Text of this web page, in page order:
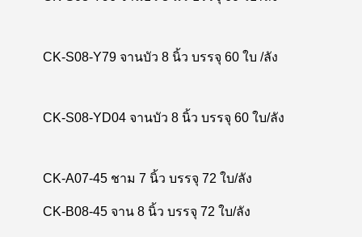
CK-S08-Y79 จานบัว 8 นิ้ว บรรจุ 60 ใบ /ลัง
CK-S08-YD04 จานบัว 8 นิ้ว บรรจุ 60 ใบ/ลัง
CK-A07-45 ชาม 7 นิ้ว บรรจุ 72 ใบ/ลัง
CK-B08-45 จาน 8 นิ้ว บรรจุ 72 ใบ/ลัง